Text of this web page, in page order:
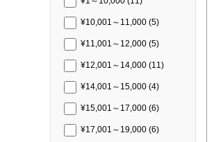
¥10,001～11,000 (5)
¥11,001～12,000 (5)
¥12,001～14,000 (11)
¥14,001～15,000 (4)
¥15,001～17,000 (6)
¥17,001～19,000 (6)